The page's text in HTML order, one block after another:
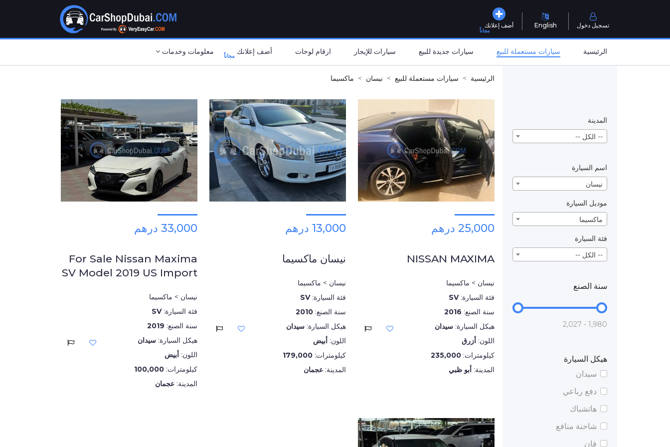
أضف إعلانك
مجاناً
English تسجيل دخول
الرئيسية سيارات مستعملة للبيع سيارات جديدة للبيع سيارات للإيجار ارقام لوحات أضف إعلانك مجاناً معلومات وخدمات
المدينة
-- الكل --
اسم السيارة
نيسان
موديل السيارة
ماكسيما
فئة السيارة
-- الكل --
سنة الصنع
1,980 - 2,027
هيكل السيارة
سيدان
دفع رباعي
هاتشباك
شاحنة منافع
فان
الرئيسية سيارات مستعملة للبيع نيسان ماكسيما
25,000 درهم
NISSAN MAXIMA
نيسان > ماكسيما
فئة السيارة:SV
سنة الصنع: 2016
هيكل السيارة: سيدان
اللون: أزرق
كيلومترات: 235,000
المدينة: أبو ظبي
13,000 درهم
نيسان ماكسيما
نيسان > ماكسيما
فئة السيارة:SV
سنة الصنع: 2010
هيكل السيارة: سيدان
اللون: أبيض
كيلومترات: 179,000
المدينة: عجمان
33,000 درهم
For Sale Nissan Maxima
SV Model 2019 US Import
نيسان > ماكسيما
فئة السيارة:SV
سنة الصنع: 2019
هيكل السيارة: سيدان
اللون: أبيض
كيلومترات: 100,000
المدينة: عجمان